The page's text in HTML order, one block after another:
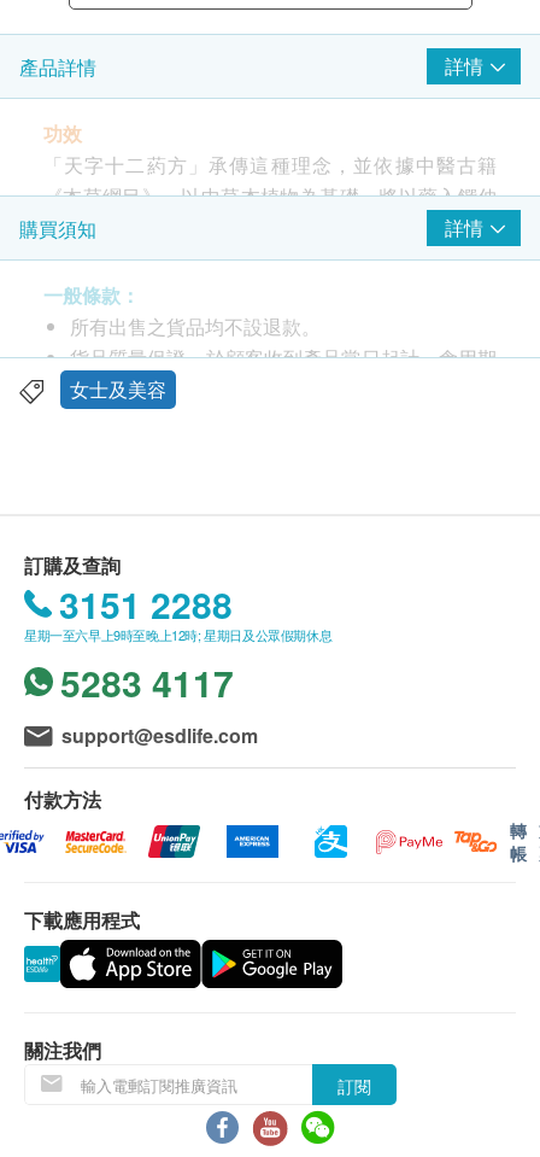
產品詳情 詳情
功效
「天字十二葯方」承傳這種理念，並依據中醫古籍
《本草綱目》，以中草本植物為基礎，將以藥入饌伸
延至護理產品，帶出養生保健之道，再配合高標準的
現代GMP製藥標準及生產技術，製作出高效能而又優
質的產品。
有效舒痛調經、驅寒暖宮
行氣溫經、促進血液循環、鎮定安神
舒緩經期時出現肚脹及腰痠背痛問題
不含重金屬
不含防腐劑、不含西藥成份、 無副作用
一包5片裝
台灣製造
購買須知 詳情
一般條款：
所有出售之貨品均不設退款。
貨品質量保證，於顧客收到產品當日起計，食用期
應最少有12個月或以上。
購買ProCalun產品總額滿HK$250，即可享本地免
費送貨服務。賬單總額未滿HK$250需附加HK$30
運費。
我們將於確定訂單後1-3個工作天內安排發貨。
不排除運送時間會因節日而有所影響。當八號烈風
訊號懸掛或黑色暴雨警告生效時，送貨服務時間將
會延遲。
所有訂單須視乎相關貨品的供應情況再作最後確
認。倘若健康網購health.ESDlife未能提供任何訂
單上的貨品，健康網購health.ESDlife有權拒絕接
客再作安排。
退換條款：
有損毀情況，一經確認簽收，恕不接受退換。
退換產品必須包裝完整，如退換之產品有任何殘缺
或過期退回，供應商有權不受理。
如有其他損壞或遺漏查詢，顧客必須保留有效收據
女士及美容
訂購及查詢
3151 2288
星期一至六早上9時至晚上12時; 星期日及公眾假期休息
5283 4117
support@esdlife.com
付款方法
轉
帳
下載應用程式
關注我們
訂閱